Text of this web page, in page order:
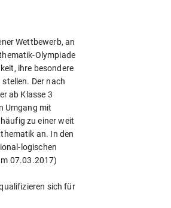
Wettbewerb, an
Olympiade
ihre besondere
Der nach
ab Klasse 3
Umgang mit
zu einer weit
an. In den
logischen
07.03.2017)
sich für